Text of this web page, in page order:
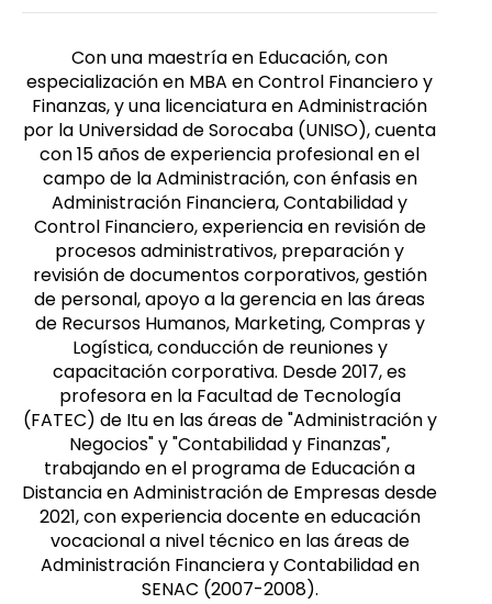
Femenino
Con una maestría en Educación, con
especialización en MBA en Control Financiero y
Finanzas, y una licenciatura en Administración
por la Universidad de Sorocaba (UNISO), cuenta
con 15 años de experiencia profesional en el
campo de la Administración, con énfasis en
Administración Financiera, Contabilidad y
Control Financiero, experiencia en revisión de
procesos administrativos, preparación y
revisión de documentos corporativos, gestión
de personal, apoyo a la gerencia en las áreas
de Recursos Humanos, Marketing, Compras y
Logística, conducción de reuniones y
capacitación corporativa. Desde 2017, es
profesora en la Facultad de Tecnología
(FATEC) de Itu en las áreas de "Administración y
Negocios" y "Contabilidad y Finanzas",
trabajando en el programa de Educación a
Distancia en Administración de Empresas desde
2021, con experiencia docente en educación
vocacional a nivel técnico en las áreas de
Administración Financiera y Contabilidad en
SENAC (2007-2008).